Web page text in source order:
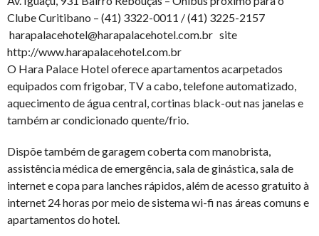
Clube Curitibano – (41) 3322-0011 / (41) 3225-2157
harapalacehotel@harapalacehotel.com.br site
http://www.harapalacehotel.com.br
O Hara Palace Hotel oferece apartamentos acarpetados
equipados com frigobar, TV a cabo, telefone automatizado,
aquecimento de água central, cortinas black-out nas janelas e
também ar condicionado quente/frio.
Dispõe também de garagem coberta com manobrista,
assistência médica de emergência, sala de ginástica, sala de
internet e copa para lanches rápidos, além de acesso gratuito à
internet 24 horas por meio de sistema wi-fi nas áreas comuns e
apartamentos do hotel.